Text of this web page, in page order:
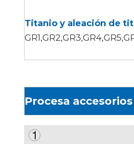
Titanio y aleación de
Procesa